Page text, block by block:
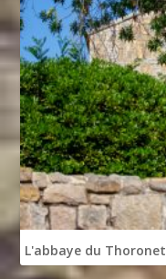
L'abbaye du Thoronet